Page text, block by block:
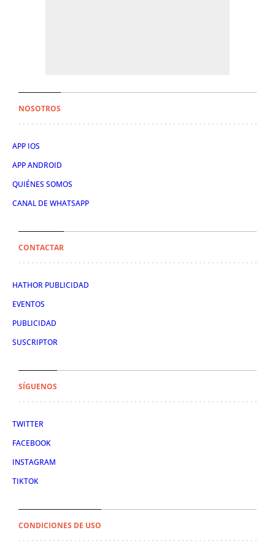
NOSOTROS
APP IOS
APP ANDROID
QUIÉNES SOMOS
CANAL DE WHATSAPP
CONTACTAR
HATHOR PUBLICIDAD
EVENTOS
PUBLICIDAD
SUSCRIPTOR
SÍGUENOS
TWITTER
FACEBOOK
INSTAGRAM
TIKTOK
CONDICIONES DE USO